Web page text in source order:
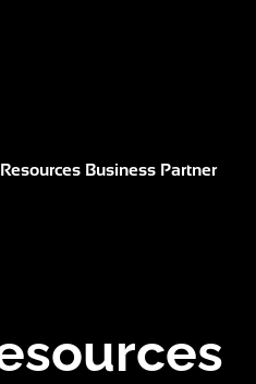
Business Partner